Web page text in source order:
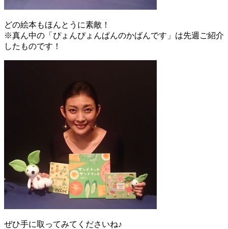
どの絵本もほんとうに素敵！
※真ん中の「ぴょんぴょんぱんのかばんです」は先週ご紹介
したものです！
ぜひ手に取ってみてくださいね♪